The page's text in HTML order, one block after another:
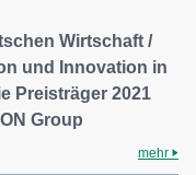
Wirtschaft /
und Innovation in
Preisträger 2021
Group
mehr